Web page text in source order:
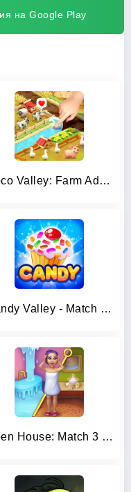
на Google Play
Coco Valley: Farm Adventure
Candy Valley - Match 3 Puzzle
Open House: Match 3 puzzles